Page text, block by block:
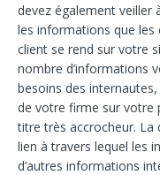
devez également
les informations que les
client se rend sur votre
nombre d’informations
besoins des
de votre firme sur votre
titre très accrocheur.
lien à travers lequel les
d’autres informations